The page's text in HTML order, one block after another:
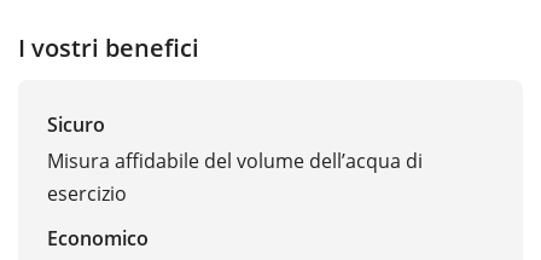
I vostri benefici
Sicuro
Misura affidabile del volume dell’acqua di
esercizio
Economico